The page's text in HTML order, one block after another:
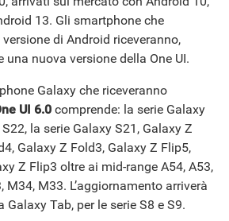
13. Gli smartphone che
di Android riceveranno,
una nuova versione della One UI.
Galaxy che riceveranno
UI 6.0 comprende: la serie Galaxy
la serie Galaxy S21, Galaxy Z
Galaxy Z Fold3, Galaxy Z Flip5,
Z Flip3 oltre ai mid-range A54, A53,
M34, M33. L’aggiornamento arriverà
Galaxy Tab, per le serie S8 e S9.